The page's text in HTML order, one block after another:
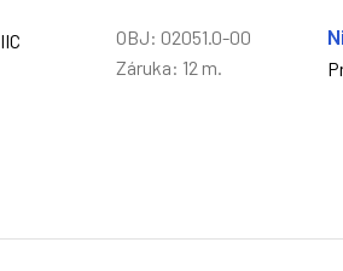
OBJ: 02051.0-00
Záruka: 12 m.